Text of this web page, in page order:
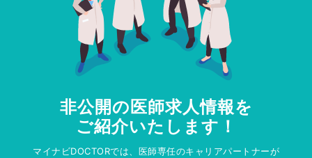
非公開の医師求人情報を
ご紹介いたします！
マイナビDOCTORでは、医師専任のキャリアパートナーが